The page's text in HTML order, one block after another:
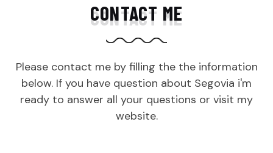
CONTACT ME
Please contact me by filling the the information
below. If you have question about Segovia i'm
ready to answer all your questions or visit my
website.